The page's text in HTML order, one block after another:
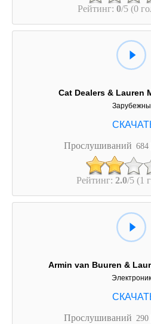
Рейтинг: 0/5 (0
Cat Dealers & Lauren
Прослушиваний 684
Рейтинг: 2.0/5 (1
Armin van Buuren &
Прослушиваний 290